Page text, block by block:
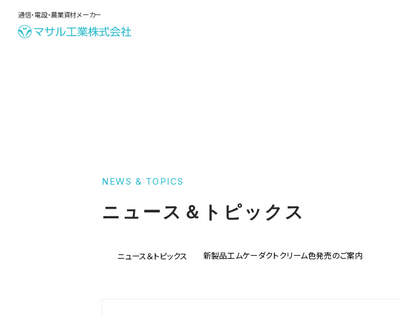
通信・電設・農業資材メーカー
NEWS & TOPICS
ニュース＆トピックス
ニュース＆トピックス 新製品工ムケーダクトクリーム色発売のご案内